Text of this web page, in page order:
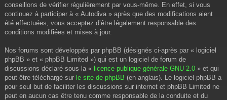
conseillons de vérifier régulièrement par vous-même. En effet, si vous
continuez à participer à « Autodiva » après que des modifications aient
été effectuées, vous acceptez d’être légalement responsable des
conditions modifiées et mises à jour.
Nos forums sont développés par phpBB (désignés ci-après par « logiciel
phpBB » et « phpBB Limited ») qui est un logiciel de forum de
discussions déclaré sous la « licence publique générale GNU 2.0 » et qui
peut être téléchargé sur le site de phpBB (en anglais). Le logiciel phpBB a
pour seul but de faciliter les discussions sur internet et phpBB Limited ne
peut en aucun cas être tenu comme responsable de la conduite et du